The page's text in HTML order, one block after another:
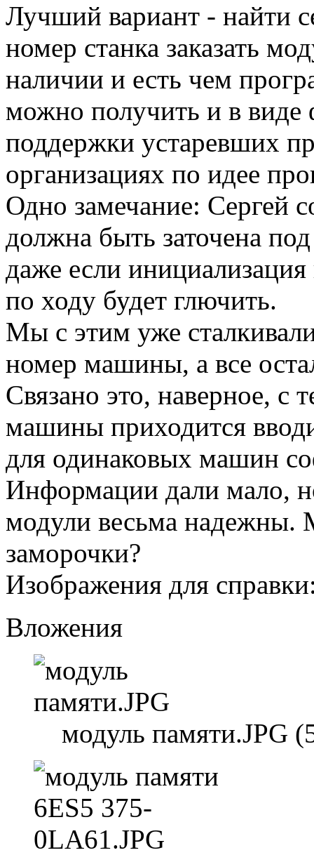
Лучший вариант - найти
номер станка заказать
наличии и есть чем
можно получить и в виде
поддержки устаревших
организациях по идее
Одно замечание: Сергей
должна быть заточена
даже если
по ходу будет глючить.
Мы с этим уже
номер машины, а все
Связано это, наверное, с
машины приходится
для одинаковых машин
Информации дали мало,
модули весьма надежны.
заморочки?
Изображения для
Вложения
модуль памяти.JPG